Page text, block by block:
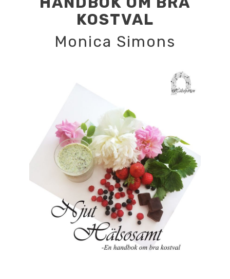
KOSTVAL
Monica Simons